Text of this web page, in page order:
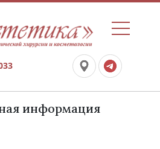
информация